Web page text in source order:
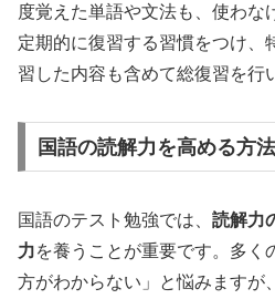
度覚えた単語や文法も、使わな
定期的に復習する習慣をつけ、
習した内容も含めて総復習を行
国語の読解力を高める方
国語のテスト勉強では、 読解力
力を養うことが重要です。多く
方がわからない」と悩みますが